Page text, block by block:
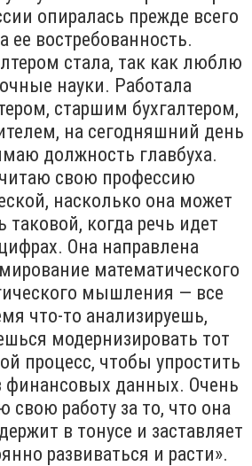
опиралась прежде всего
ее востребованность.
стала, так как люблю
науки. Работала
старшим бухгалтером,
на сегодняшний день
должность главбуха.
свою профессию
насколько она может
таковой, когда речь идет
Она направлена
математического
мышления — все
что-то анализируешь,
модернизировать тот
процесс, чтобы упростить
финансовых данных. Очень
свою работу за то, что она
в тонусе и заставляет
развиваться и расти».